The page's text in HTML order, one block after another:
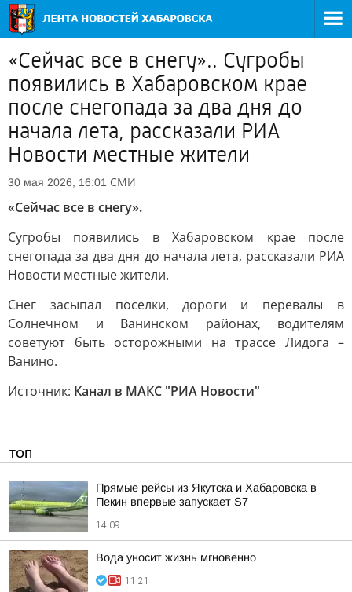
«Сейчас все в снегу».. Сугробы
появились в Хабаровском крае
после снегопада за два дня до
начала лета, рассказали РИА
Новости местные жители
30 мая 2026, 16:01 СМИ
«Сейчас все в снегу».
Сугробы появились в Хабаровском крае после
снегопада за два дня до начала лета, рассказали РИА
Новости местные жители.
Снег засыпал поселки, дороги и перевалы в
Солнечном и Ванинском районах, водителям
советуют быть осторожными на трассе Лидога –
Ванино.
Источник: Канал в МАКС "РИА Новости"
ТОП
Прямые рейсы из Якутска и Хабаровска в
Пекин впервые запускает S7
14:09
Вода уносит жизнь мгновенно
11:21